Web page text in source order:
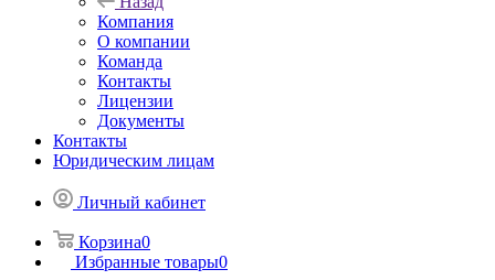
Компания
О компании
Команда
Контакты
Лицензии
Документы
Контакты
Юридическим лицам
Личный кабинет
Корзина0
Избранные товары0